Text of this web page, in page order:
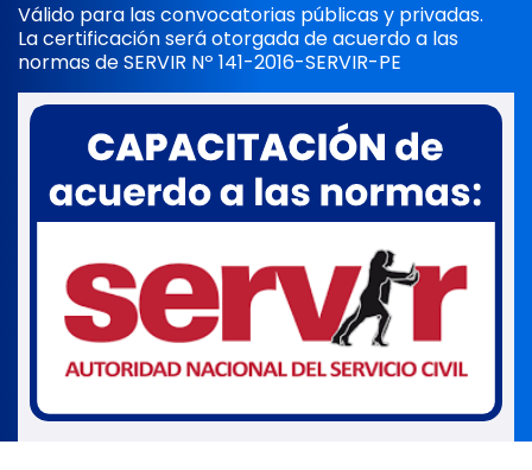
Válido para las convocatorias públicas y privadas.
La certificación será otorgada de acuerdo a las
normas de SERVIR Nº 141-2016-SERVIR-PE